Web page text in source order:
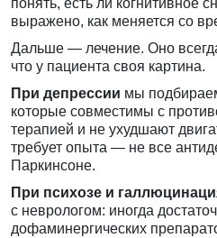
понять, есть ли когнитивное
выражено, как меняется со
Дальше — лечение. Оно
что у пациента своя картина.
При депрессии мы
которые совместимы с
терапией и не ухудшают
требует опыта — не все
Паркинсоне.
При психозе и
с неврологом: иногда
дофаминергических